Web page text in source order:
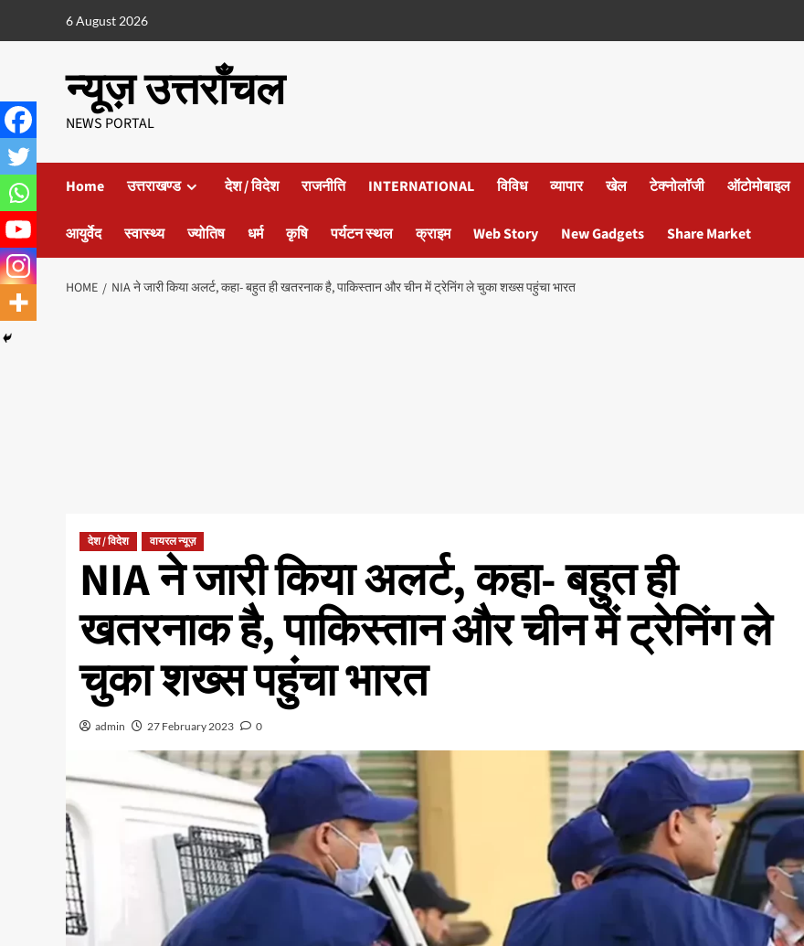
6 August 2026
न्यूज़ उत्तराँचल
NEWS PORTAL
Home उत्तराखण्ड देश / विदेश राजनीति INTERNATIONAL विविध व्यापार खेल टेक्नोलॉजी ऑटोमोबाइल
आयुर्वेद स्वास्थ्य ज्योतिष धर्म कृषि पर्यटन स्थल क्राइम Web Story New Gadgets Share Market
HOME NIA ने जारी किया अलर्ट, कहा- बहुत ही खतरनाक है, पाकिस्तान और चीन में ट्रेनिंग ले चुका शख्स पहुंचा भारत
देश / विदेश वायरल न्यूज़
NIA ने जारी किया अलर्ट, कहा- बहुत ही
खतरनाक है, पाकिस्तान और चीन में ट्रेनिंग ले
चुका शख्स पहुंचा भारत
admin 27 February 2023 0